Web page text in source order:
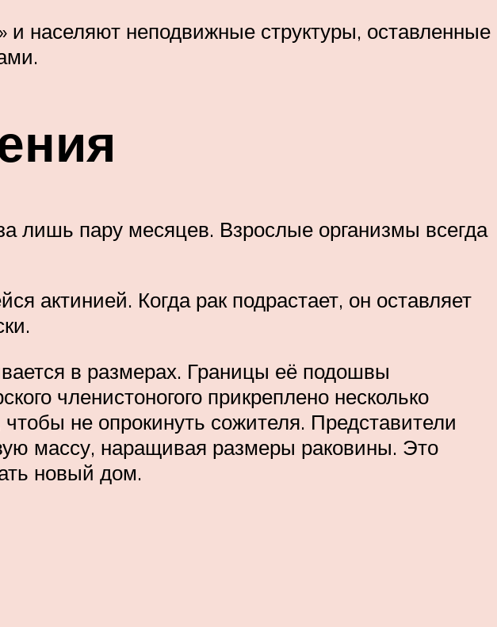
и населяют неподвижные структуры, оставленные
лишь пару месяцев. Взрослые организмы всегда
актинией. Когда рак подрастает, он оставляет
в размерах. Границы её подошвы
членистоногого прикреплено несколько
не опрокинуть сожителя. Представители
массу, наращивая размеры раковины. Это
новый дом.